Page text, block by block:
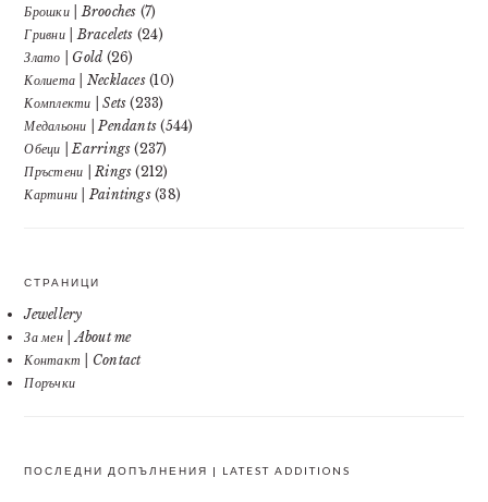
Брошки | Brooches (7)
Гривни | Bracelets (24)
Злато | Gold (26)
Колиета | Necklaces(10)
Комплекти | Sets (233)
Медальони | Pendants (544)
Обеци | Earrings (237)
Пръстени | Rings (212)
Картини | Paintings(38)
СТРАНИЦИ
Jewellery
За мен | About me
Контакт | Contact
Поръчки
ПОСЛЕДНИ ДОПЪЛНЕНИЯ | LATEST ADDITIONS